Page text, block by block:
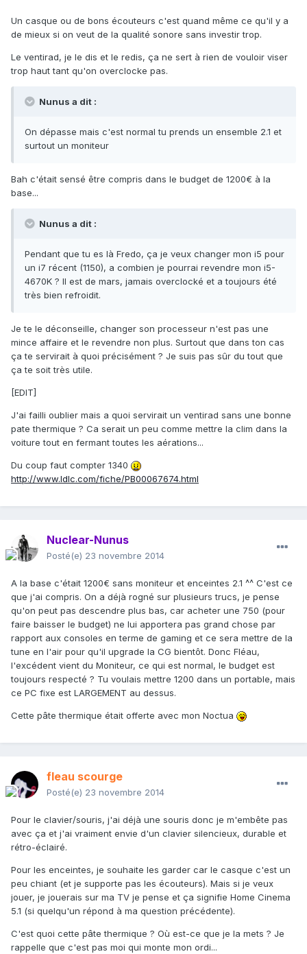
Un casque ou de bons écouteurs c'est quand même ce qu'il y a
de mieux si on veut de la qualité sonore sans investir trop.
Le ventirad, je le dis et le redis, ça ne sert à rien de vouloir viser
trop haut tant qu'on overclocke pas.
Nunus a dit :
On dépasse mais c'est normal tu prends un ensemble 2.1 et
surtout un moniteur
Bah c'était sensé être compris dans le budget de 1200€ à la
base...
Nunus a dit :
Pendant que tu es là Fredo, ça je veux changer mon i5 pour
un i7 récent (1150), a combien je pourrai revendre mon i5-
4670K ? Il est de mars, jamais overclocké et a toujours été
très bien refroidit.
Je te le déconseille, changer son processeur n'est pas une
mince affaire et le revendre non plus. Surtout que dans ton cas
ça te servirait à quoi précisément ? Je suis pas sûr du tout que
ça te soit très utile.
[EDIT]
J'ai failli oublier mais a quoi servirait un ventirad sans une bonne
pate thermique ? Ca serait un peu comme mettre la clim dans la
voiture tout en fermant toutes les aérations...
Du coup faut compter 1340
http://www.ldlc.com/fiche/PB00067674.html
Nuclear-Nunus
Posté(e) 23 novembre 2014
A la base c'était 1200€ sans moniteur et enceintes 2.1 ^^ C'est ce
que j'ai compris. On a déjà rogné sur plusieurs trucs, je pense
qu'on peut pas descendre plus bas, car acheter une 750 (pour
faire baisser le budget) ne lui apportera pas grand chose par
rapport aux consoles en terme de gaming et ce sera mettre de la
tune en l'air pour qu'il upgrade la CG bientôt. Donc Fléau,
l'excédent vient du Moniteur, ce qui est normal, le budget est
toujours respecté ? Tu voulais mettre 1200 dans un portable, mais
ce PC fixe est LARGEMENT au dessus.
Cette pâte thermique était offerte avec mon Noctua
fleau scourge
Posté(e) 23 novembre 2014
Pour le clavier/souris, j'ai déjà une souris donc je m'embête pas
avec ça et j'ai vraiment envie d'un clavier silencieux, durable et
rétro-éclairé.
Pour les enceintes, je souhaite les garder car le casque c'est un
peu chiant (et je supporte pas les écouteurs). Mais si je veux
jouer, je jouerais sur ma TV je pense et ça signifie Home Cinema
5.1 (si quelqu'un répond à ma question précédente).
C'est quoi cette pâte thermique ? Où est-ce que je la mets ? Je
rappelle que c'est pas moi qui monte mon ordi...